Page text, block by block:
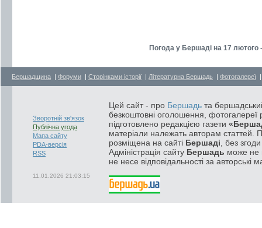
Погода у Бершаді на 17
Бершадщина | Форуми | Сторінками історії | Літературна Бершадь | Фотогалереї
Зворотній зв'язок
Публічна угода
Мапа сайту
PDA-версія
RSS
11.01.2026 21:03:15
Цей сайт - про Бершадь та
безкоштовні оголошення, фотогалереї
підготовлено редакцією газети
матеріали належать авторам статтей.
розміщена на сайті Бершаді , без
Адміністрація сайту Бершадь може не
не несе відповідальності за авторські